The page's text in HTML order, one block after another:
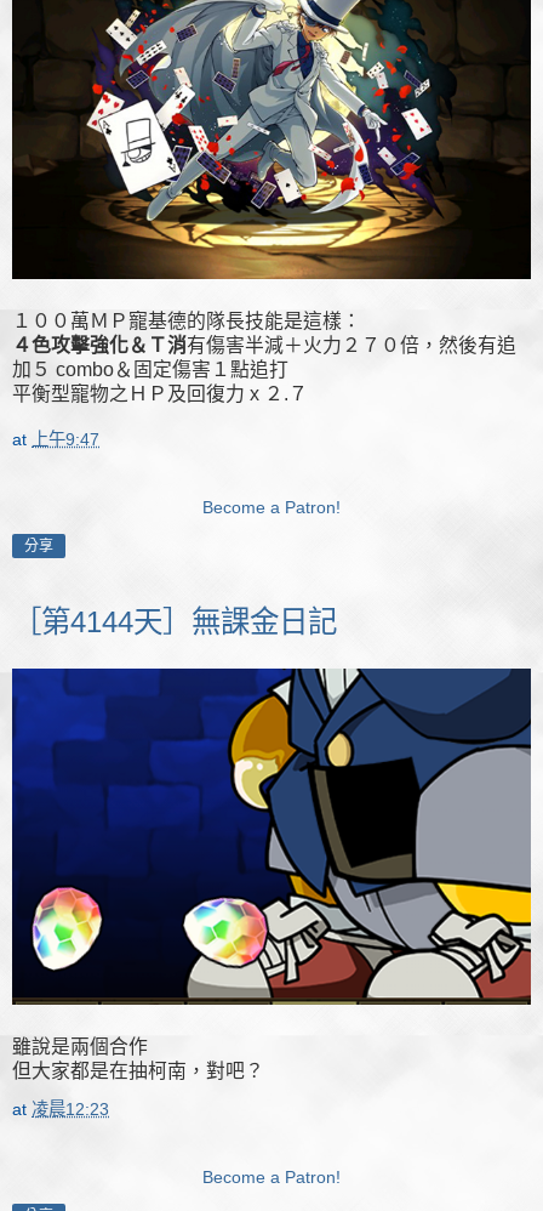
１００萬ＭＰ寵基德的隊長技能是這樣：
４色攻擊強化＆Ｔ消有傷害半減＋火力２７０倍，然後有追
加５ combo＆固定傷害１點追打
平衡型寵物之ＨＰ及回復力 x ２.７
at 上午9:47
Become a Patron!
分享
［第4144天］無課金日記
雖說是兩個合作
但大家都是在抽柯南，對吧？
at 凌晨12:23
Become a Patron!